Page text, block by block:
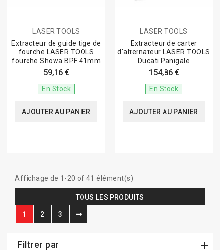
LASER TOOLS
Extracteur de guide tige de
fourche LASER TOOLS
fourche Showa BPF 41mm
59,16 €
En Stock
AJOUTER AU PANIER
LASER TOOLS
Extracteur de carter
d'alternateur LASER TOOLS
Ducati Panigale
154,86 €
En Stock
AJOUTER AU PANIER
Affichage de 1-20 of 41 élément(s)
TOUS LES PRODUITS
1 2 3
Filtrer par